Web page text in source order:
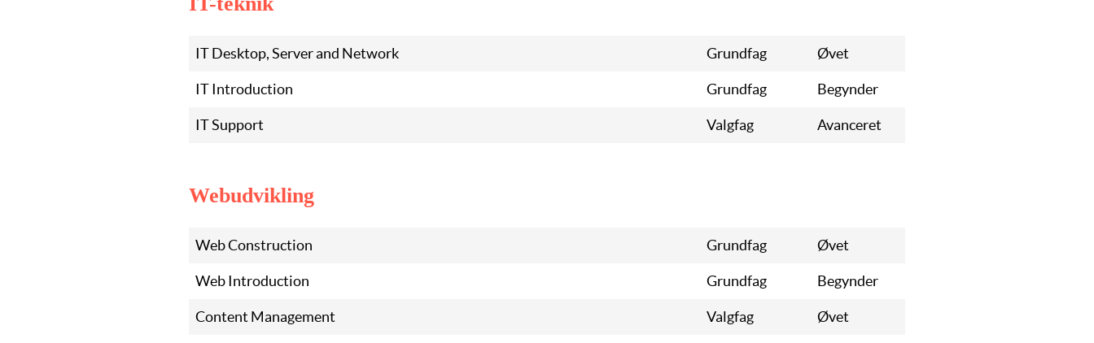
IT Desktop, Server and Network Grundfag Øvet
IT Introduction Grundfag Begynder
IT Support Valgfag Avanceret
Webudvikling
Web Construction Grundfag Øvet
Web Introduction Grundfag Begynder
Content Management Valgfag Øvet